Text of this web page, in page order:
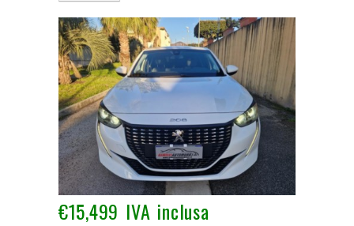
€15,499 IVA inclusa